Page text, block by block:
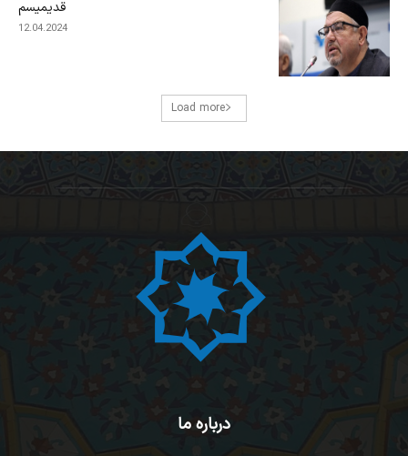
قدیمیسم
12.04.2024
Load more
درباره ما